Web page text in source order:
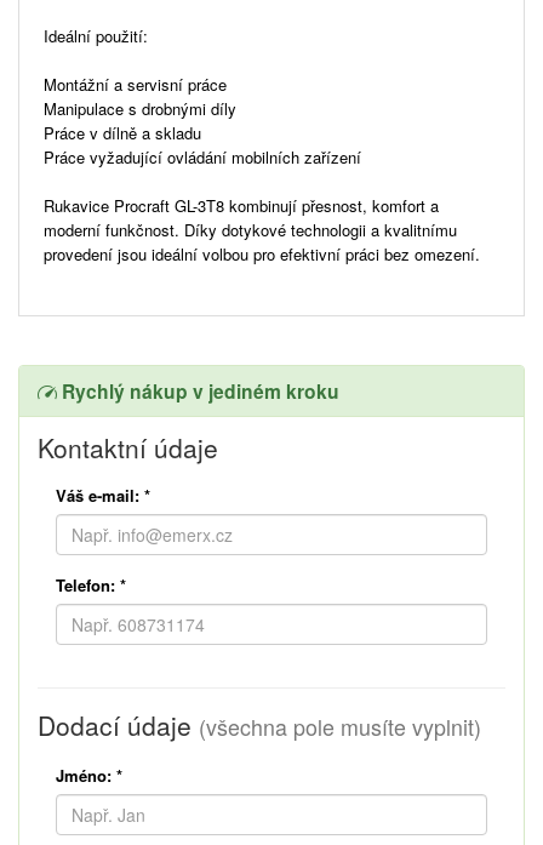
Ideální použití:
Montážní a servisní práce
Manipulace s drobnými díly
Práce v dílně a skladu
Práce vyžadující ovládání mobilních zařízení
Rukavice Procraft GL-3T8 kombinují přesnost, komfort a
moderní funkčnost. Díky dotykové technologii a kvalitnímu
provedení jsou ideální volbou pro efektivní práci bez omezení.
Rychlý nákup v jediném kroku
Kontaktní údaje
Váš e-mail: *
Telefon: *
Dodací údaje (všechna pole musíte vyplnit)
Jméno: *